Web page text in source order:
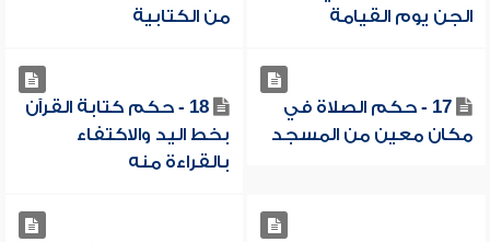
الجن يوم القيامة
من الكتابية
17 - حكم الصلاة في
مكان معين من المسجد
18 - حكم كتابة القرآن
بخط اليد والاكتفاء
بالقراءة منه